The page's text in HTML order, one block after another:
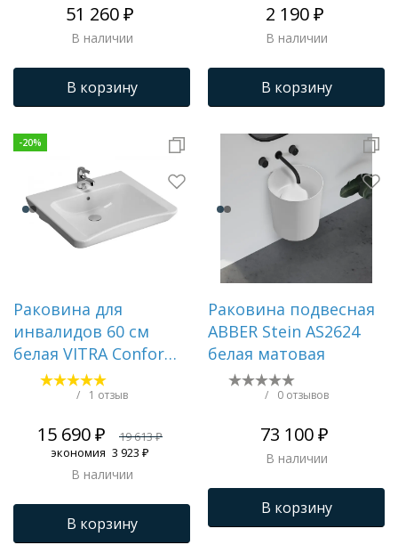
51 260 ₽
В наличии
В корзину
2 190 ₽
В наличии
В корзину
-20%
Раковина для
инвалидов 60 см
белая VITRA Conforma
5289B003-0001
/ 1 отзыв
15 690 ₽
19 613 ₽
экономия 3 923 ₽
В наличии
В корзину
Раковина подвесная
ABBER Stein AS2624
белая матовая
/ 0 отзывов
73 100 ₽
В наличии
В корзину